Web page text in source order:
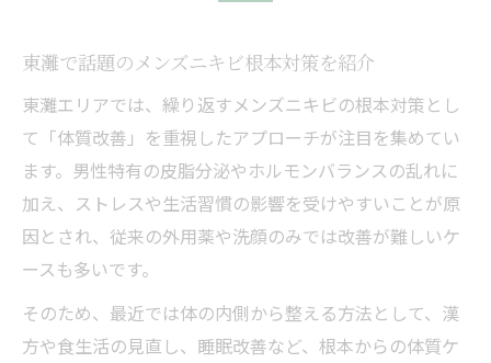
東灘で話題のメンズニキビ根本対策を紹介
東灘エリアでは、繰り返すメンズニキビの根本対策とし
て「体質改善」を重視したアプローチが注目を集めてい
ます。男性特有の皮脂分泌やホルモンバランスの乱れに
加え、ストレスや生活習慣の影響を受けやすいことが原
因とされ、従来の外用薬や洗顔のみでは改善が難しいケ
ースも多いです。
そのため、最近では体の内側から整える方法として、漢
方や食生活の見直し、睡眠改善など、根本からの体質ケ